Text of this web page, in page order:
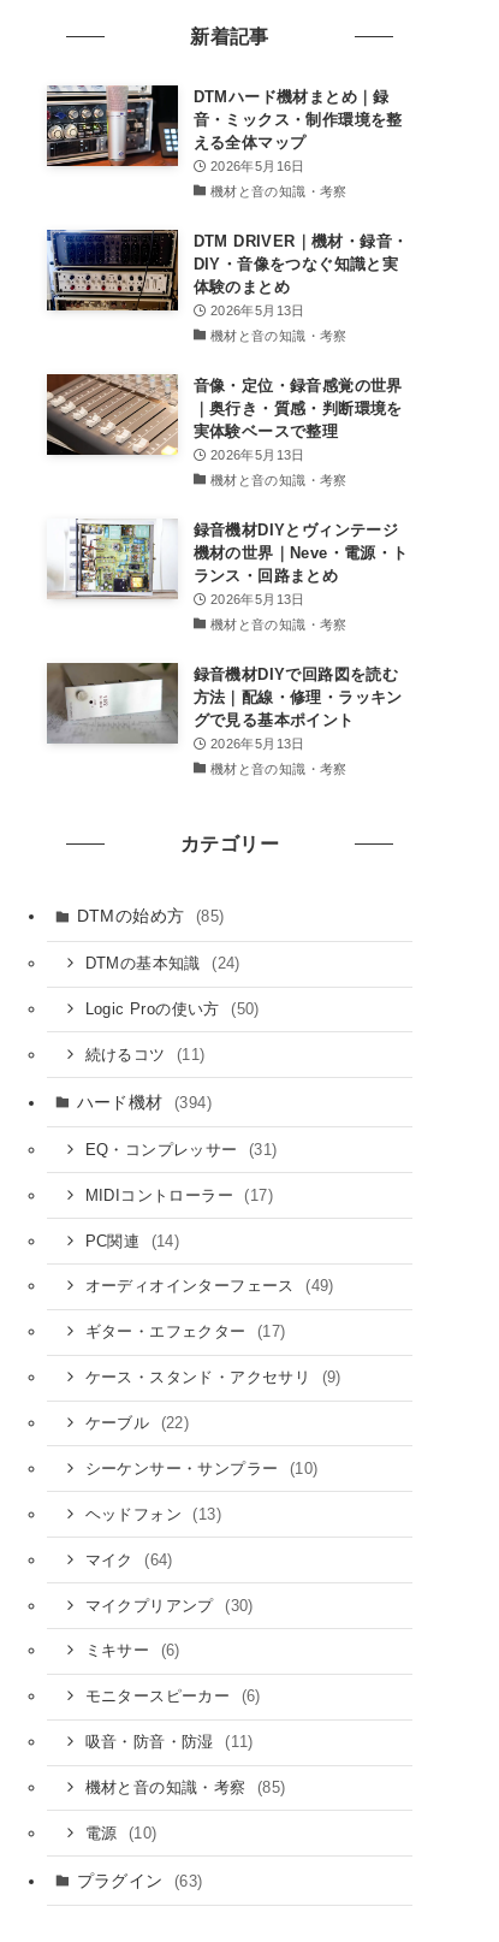
新着記事
DTMハード機材まとめ｜録
音・ミックス・制作環境を整
える全体マップ
2026年5月16日
機材と音の知識・考察
DTM DRIVER｜機材・録音・
DIY・音像をつなぐ知識と実
体験のまとめ
2026年5月13日
機材と音の知識・考察
音像・定位・録音感覚の世界
｜奥行き・質感・判断環境を
実体験ベースで整理
2026年5月13日
機材と音の知識・考察
録音機材DIYとヴィンテージ
機材の世界｜Neve・電源・ト
ランス・回路まとめ
2026年5月13日
機材と音の知識・考察
録音機材DIYで回路図を読む
方法｜配線・修理・ラッキン
グで見る基本ポイント
2026年5月13日
機材と音の知識・考察
カテゴリー
DTMの始め方 (85)
DTMの基本知識 (24)
Logic Proの使い方 (50)
続けるコツ (11)
ハード機材 (394)
EQ・コンプレッサー (31)
MIDIコントローラー (17)
PC関連 (14)
オーディオインターフェース (49)
ギター・エフェクター (17)
ケース・スタンド・アクセサリ (9)
ケーブル (22)
シーケンサー・サンプラー (10)
ヘッドフォン (13)
マイク (64)
マイクプリアンプ (30)
ミキサー (6)
モニタースピーカー (6)
吸音・防音・防湿 (11)
機材と音の知識・考察 (85)
電源 (10)
プラグイン (63)